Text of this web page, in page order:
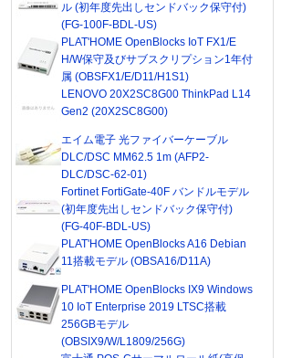
ル (初年度先出しセンドバック保守付)
(FG-100F-BDL-US)
PLAT'HOME OpenBlocks IoT FX1/E
H/W保守及びサブスクリプション1年付
属 (OBSFX1/E/D11/H1S1)
LENOVO 20X2SC8G00 ThinkPad L14
Gen2 (20X2SC8G00)
エイム電子 光ファイバーケーブル
DLC/DSC MM62.5 1m (AFP2-
DLC/DSC-62-01)
Fortinet FortiGate-40F バンドルモデル
(初年度先出しセンドバック保守付)
(FG-40F-BDL-US)
PLAT'HOME OpenBlocks A16 Debian
11搭載モデル (OBSA16/D11A)
PLAT'HOME OpenBlocks IX9 Windows
10 IoT Enterprise 2019 LTSC搭載
256GBモデル
(OBSIX9/W/L1809/256G)